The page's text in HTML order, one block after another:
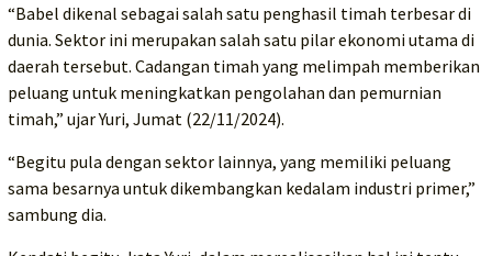
“Babel dikenal sebagai salah satu penghasil timah terbesar di
dunia. Sektor ini merupakan salah satu pilar ekonomi utama di
daerah tersebut. Cadangan timah yang melimpah memberikan
peluang untuk meningkatkan pengolahan dan pemurnian
timah,” ujar Yuri, Jumat (22/11/2024).
“Begitu pula dengan sektor lainnya, yang memiliki peluang
sama besarnya untuk dikembangkan kedalam industri primer,”
sambung dia.